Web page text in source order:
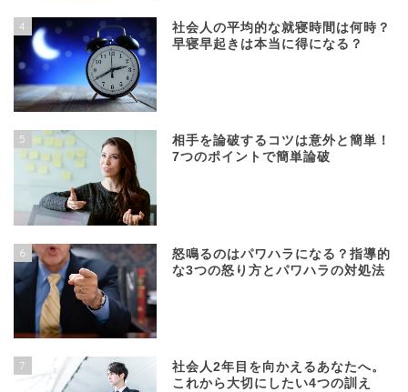
4
社会人の平均的な就寝時間は何時？
早寝早起きは本当に得になる？
5
相手を論破するコツは意外と簡単！
7つのポイントで簡単論破
6
怒鳴るのはパワハラになる？指導的
な3つの怒り方とパワハラの対処法
7
社会人2年目を向かえるあなたへ。
これから大切にしたい4つの訓え